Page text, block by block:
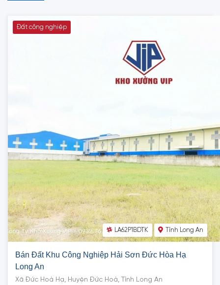
Đất công nghiệp
LA62P1BDTK Tỉnh Long An
Bán Đất Khu Công Nghiệp Hải Sơn Đức Hòa Hạ
Long An
Xã Đức Hoà Hạ, Huyện Đức Hoà, Tỉnh Long An